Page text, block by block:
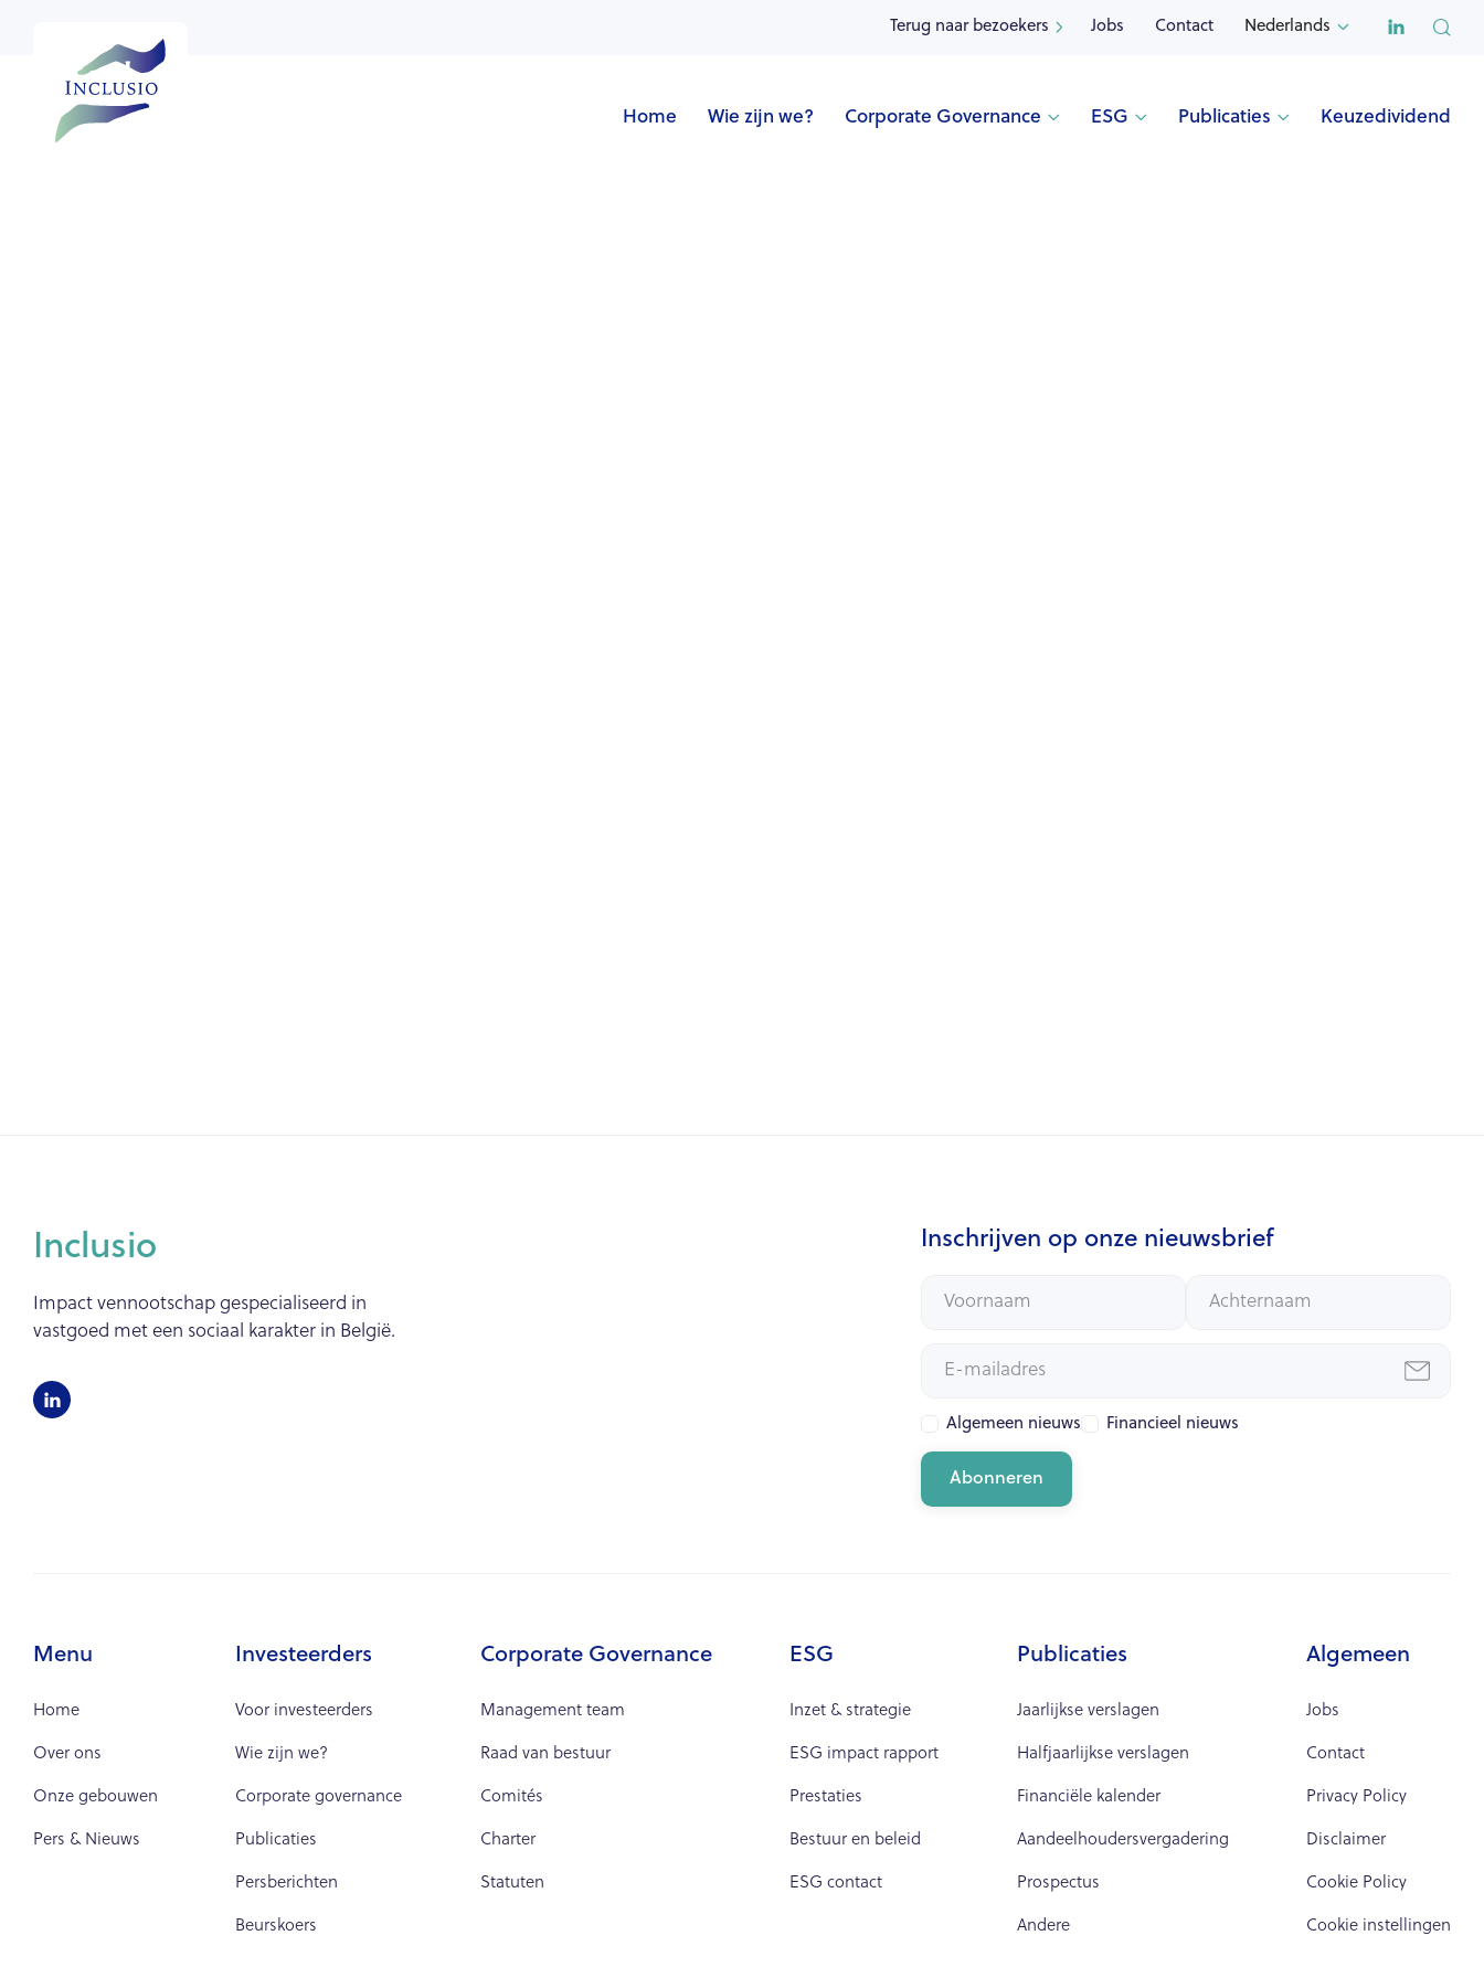
Terug naar bezoekers  Jobs Contact Nederlands  
Home Wie zijn we? Corporate Governance  ESG  Publicaties  Keuzedividend
Inclusio
Impact vennootschap gespecialiseerd in
vastgoed met een sociaal karakter in België.

Inschrijven op onze nieuwsbrief
Algemeen nieuws Financieel nieuws
Menu
Home
Over ons
Onze gebouwen
Pers & Nieuws
Investeerders
Voor investeerders
Wie zijn we?
Corporate governance
Publicaties
Persberichten
Beurskoers
Corporate Governance
Management team
Raad van bestuur
Comités
Charter
Statuten
ESG
Inzet & strategie
ESG impact rapport
Prestaties
Bestuur en beleid
ESG contact
Publicaties
Jaarlijkse verslagen
Halfjaarlijkse verslagen
Financiële kalender
Aandeelhoudersvergadering
Prospectus
Andere
Algemeen
Jobs
Contact
Privacy Policy
Disclaimer
Cookie Policy
Cookie instellingen